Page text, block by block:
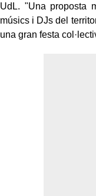
UdL. "Una proposta
músics i DJs del
una gran festa